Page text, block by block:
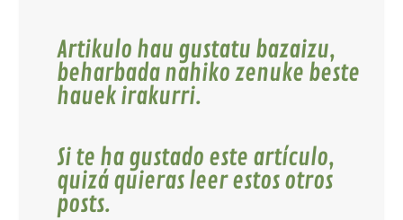
Artikulo hau gustatu bazaizu,
beharbada nahiko zenuke beste
hauek irakurri.
Si te ha gustado este artículo,
quizá quieras leer estos otros
posts.